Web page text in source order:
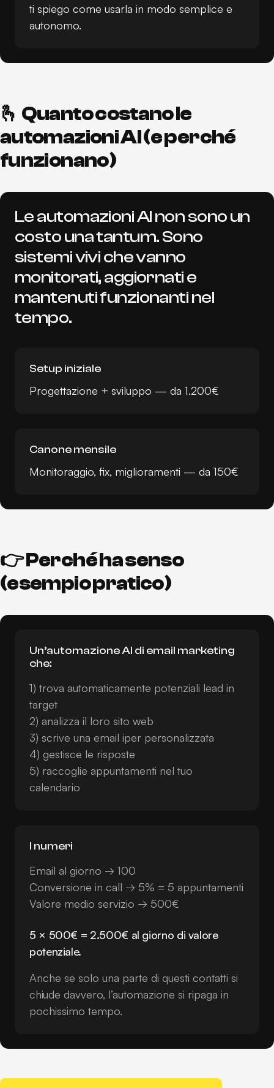
ti spiego come usarla in modo semplice e
autonomo.
🫰 Quanto costano le
automazioni AI (e perché
funzionano)
Le automazioni AI non sono un
costo una tantum. Sono
sistemi vivi che vanno
monitorati, aggiornati e
mantenuti funzionanti nel
tempo.
Setup iniziale
Progettazione + sviluppo — da 1.200€
Canone mensile
Monitoraggio, fix, miglioramenti — da 150€
👉 Perché ha senso
(esempio pratico)
Un’automazione AI di email marketing
che:
1) trova automaticamente potenziali lead in
target
2) analizza il loro sito web
3) scrive una email iper personalizzata
4) gestisce le risposte
5) raccoglie appuntamenti nel tuo
calendario
I numeri
Email al giorno → 100
Conversione in call → 5% = 5 appuntamenti
Valore medio servizio → 500€
5 × 500€ = 2.500€ al giorno di valore
potenziale.
Anche se solo una parte di questi contatti si
chiude davvero, l’automazione si ripaga in
pochissimo tempo.